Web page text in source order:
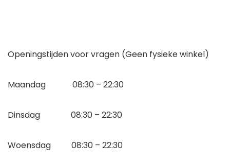
Openingstijden voor vragen (Geen fysieke winkel)
Maandag 08:30 – 22:30
Dinsdag 08:30 – 22:30
Woensdag 08:30 – 22:30